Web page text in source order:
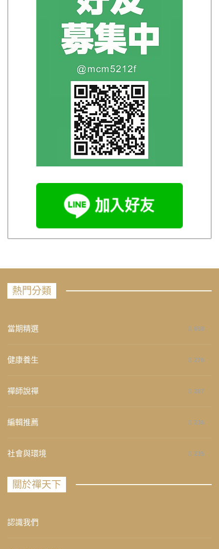
熱門分類
當期精選 658
健康養生 276
禪師說禪 267
編輯推薦 236
社會與環境 235
關於禪天下
認識我們